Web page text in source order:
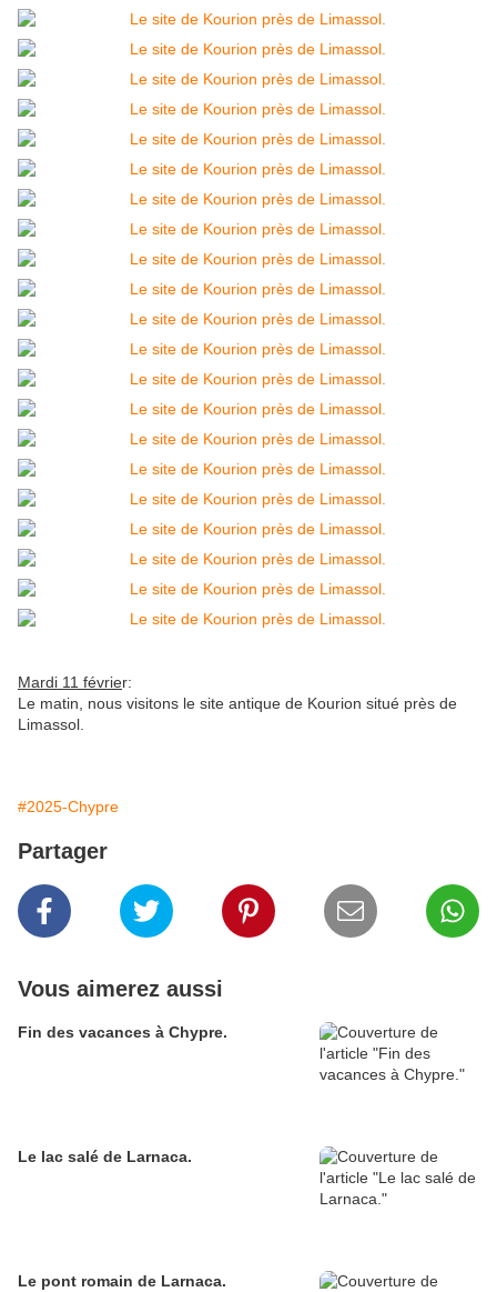
Mardi 11 février:
Le matin, nous visitons le site antique de Kourion situé près de
Limassol.
#2025-Chypre
Partager
Vous aimerez aussi
Fin des vacances à Chypre.
Le lac salé de Larnaca.
Le pont romain de Larnaca.